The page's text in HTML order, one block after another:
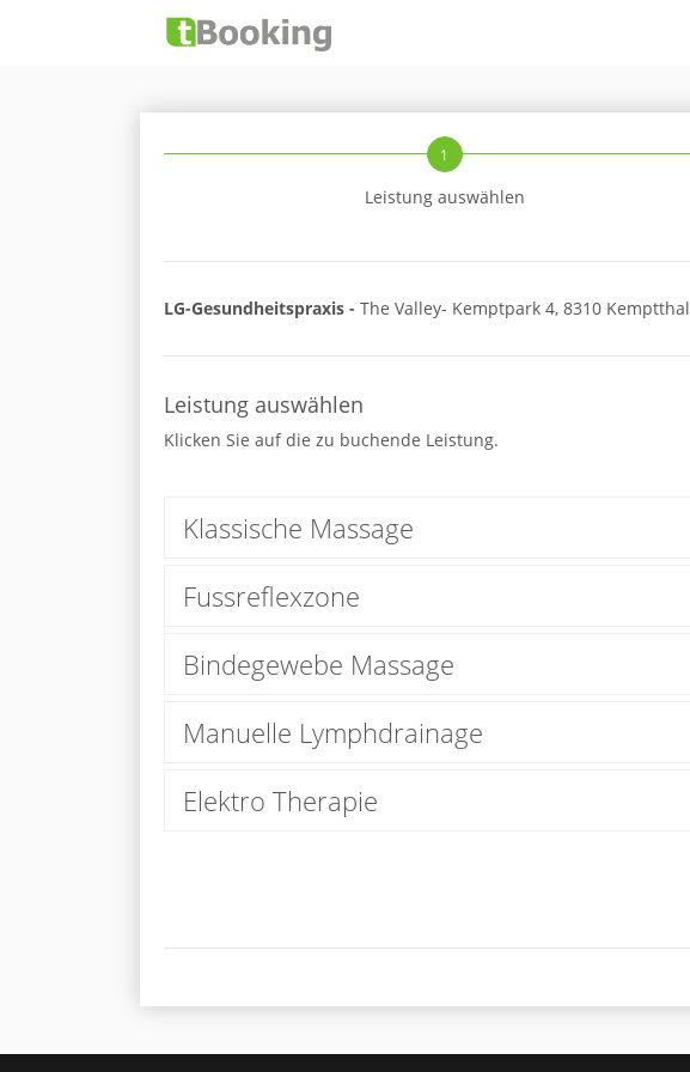
1
Leistung auswählen
LG-Gesundheitspraxis - The Valley- Kemptpark 4, 8310 Kemptthal
Leistung auswählen
Klicken Sie auf die zu buchende Leistung.
Klassische Massage
Fussreflexzone
Bindegewebe Massage
Manuelle Lymphdrainage
Elektro Therapie